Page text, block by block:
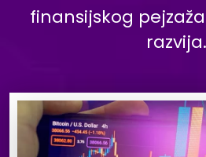
finansijskog
razvija.